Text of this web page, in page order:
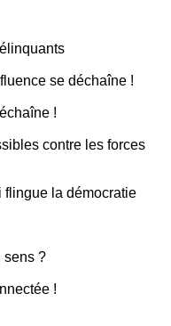
se déchaîne !
!
contre les forces
flingue la démocratie
sens ?
!